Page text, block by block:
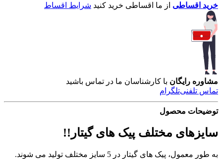
خرید اقساطی از ما اقساطی خرید کنید شرایط اقساط
مشاوره رایگان با کارشناسان ما در تماس باشید
تماس تلفنیتلگرام
توضیحات محصول
سایزهای مختلف پیک های گیتار!!
به طور معمول، پیک های گیتار در 5 سایز مختلف تولید می شوند.